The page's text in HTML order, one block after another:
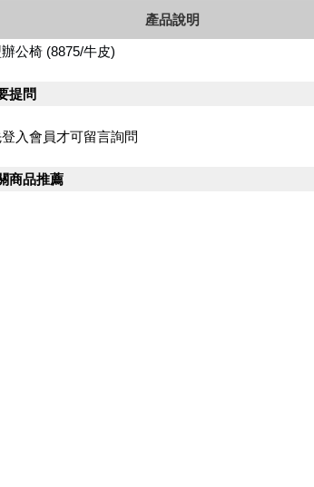
產品說明
公椅 (8875/牛皮)
提問
入會員才可留言詢問
商品推薦